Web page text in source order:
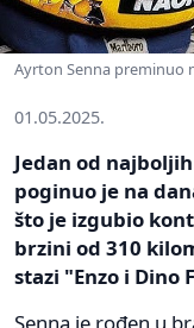
Ayrton Senna preminuo
01.05.2025.
Jedan od
poginuo je na
što je izgubio
brzini od 310
stazi "Enzo i
Senna je rođen u